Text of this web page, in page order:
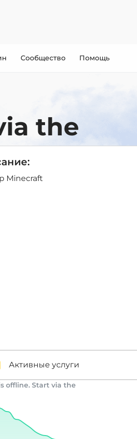
Сообщество Помощь
the
Minecraft
Активные услуги
offline. Start via the